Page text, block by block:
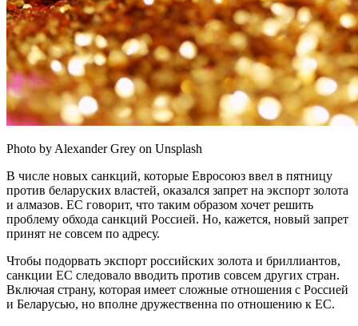
Photo by Alexander Grey on Unsplash
В числе новых санкций, которые Евросоюз ввел в пятницу
против беларуских властей, оказался запрет на экспорт золота
и алмазов. ЕС говорит, что таким образом хочет решить
проблему обхода санкций Россией. Но, кажется, новый запрет
принят не совсем по адресу.
Чтобы подорвать экспорт российских золота и бриллиантов,
санкции ЕС следовало вводить против совсем других стран.
Включая страну, которая имеет сложные отношения с Россией
и Беларусью, но вполне дружественна по отношению к ЕС.